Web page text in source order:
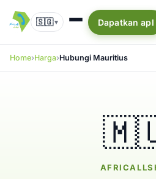
🇸🇬▾ Dapatkan apl
Home Harga Hubungi Mauritius